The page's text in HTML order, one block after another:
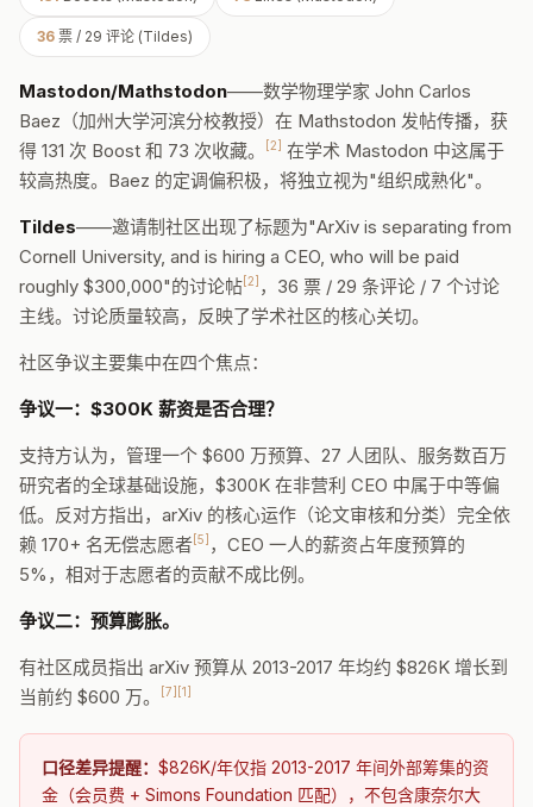
36 票 / 29 评论 (Tildes)
Mastodon/Mathstodon——数学物理学家 John Carlos
Baez（加州大学河滨分校教授）在 Mathstodon 发帖传播，获
得 131 次 Boost 和 73 次收藏。
[2] 在学术 Mastodon 中这属于
较高热度。Baez 的定调偏积极，将独立视为"组织成熟化"。
Tildes——邀请制社区出现了标题为"ArXiv is separating from
Cornell University, and is hiring a CEO, who will be paid
roughly $300,000"的讨论帖[2] ，36 票 / 29 条评论 / 7 个讨论
主线。讨论质量较高，反映了学术社区的核心关切。
社区争议主要集中在四个焦点：
争议一：$300K 薪资是否合理？
支持方认为，管理一个 $600 万预算、27 人团队、服务数百万
研究者的全球基础设施，$300K 在非营利 CEO 中属于中等偏
低。反对方指出，arXiv 的核心运作（论文审核和分类）完全依
赖 170+ 名无偿志愿者[5] ，CEO 一人的薪资占年度预算的
5%，相对于志愿者的贡献不成比例。
争议二：预算膨胀。
有社区成员指出 arXiv 预算从 2013-2017 年均约 $826K 增长到
当前约 $600 万。
[7][1]
口径差异提醒： $826K/年仅指 2013-2017 年间外部筹集的资
金（会员费 + Simons Foundation 匹配），不包含康奈尔大